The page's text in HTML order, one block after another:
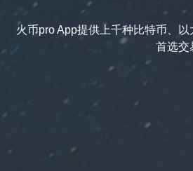
火币pro App提供上千种比特币、
首选交